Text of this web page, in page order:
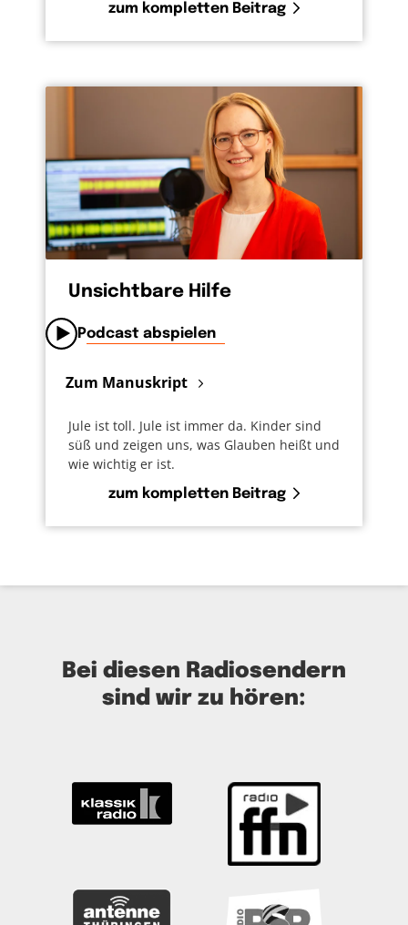
zum kompletten Beitrag
Unsichtbare Hilfe
Podcast abspielen
Zum Manuskript
Jule ist toll. Jule ist immer da. Kinder sind
süß und zeigen uns, was Glauben heißt und
wie wichtig er ist.
zum kompletten Beitrag
Bei diesen Radiosendern
sind wir zu hören: